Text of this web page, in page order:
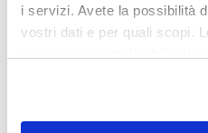
i servizi. Avete la possibilità
vostri dati e per quali scopi.
modificare o revocare il
momento dalla